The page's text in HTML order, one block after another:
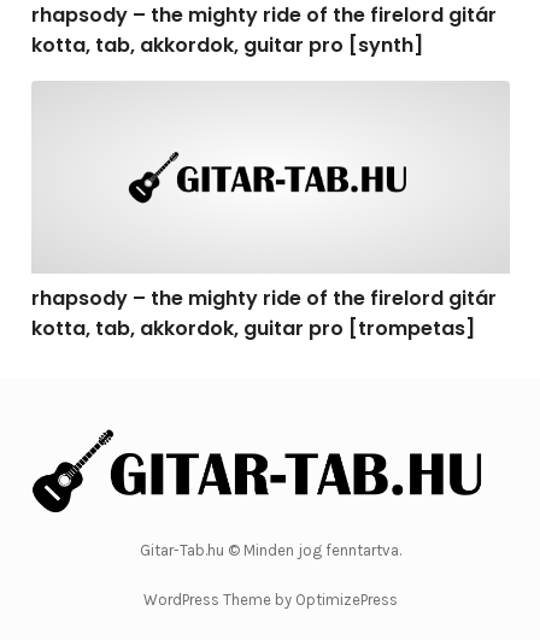
rhapsody – the mighty ride of the firelord gitár
kotta, tab, akkordok, guitar pro [synth]
rhapsody – the mighty ride of the firelord gitár
kotta, tab, akkordok, guitar pro [trompetas]
Gitar-Tab.hu © Minden jog fenntartva.
WordPress Theme by OptimizePress